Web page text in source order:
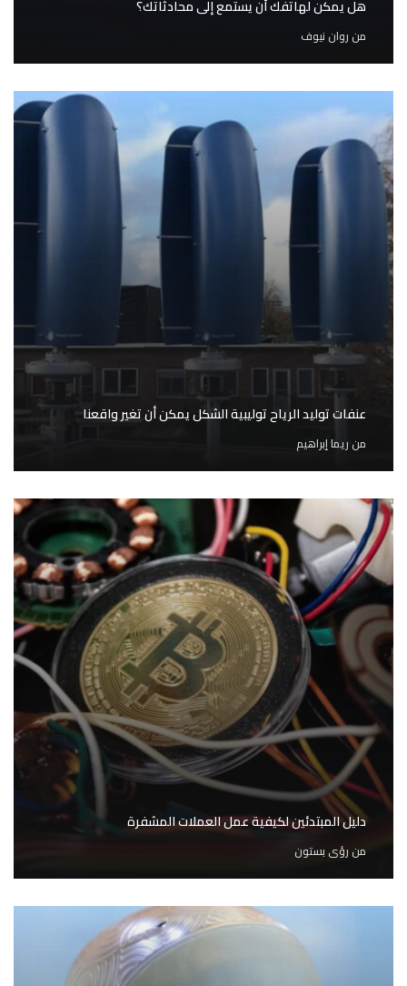
هل يمكن لهاتفك أن يستمع إلى محادثاتك؟
من روان نيوف
عنفات توليد الرياح توليبية الشكل يمكن أن تغير واقعنا
من ريما إبراهيم
دليل المبتدئين لكيفية عمل العملات المشفرة
من رؤى بستون